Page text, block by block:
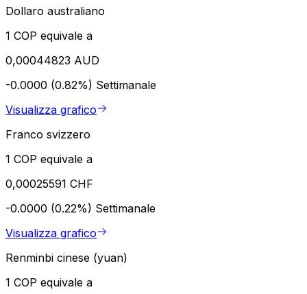
Dollaro australiano
1 COP equivale a
0,00044823 AUD
-0.0000 (0.82%) Settimanale
Visualizza grafico
Franco svizzero
1 COP equivale a
0,00025591 CHF
-0.0000 (0.22%) Settimanale
Visualizza grafico
Renminbi cinese (yuan)
1 COP equivale a